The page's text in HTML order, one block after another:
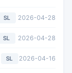
SL 2026-04-28
SL 2026-04-28
SL 2026-04-16